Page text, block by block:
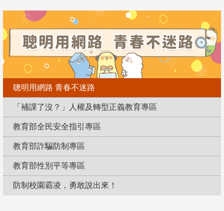
聰明用網路 青春不迷路
「補課了沒？」人權及轉型正義教育專區
教育部全民安全指引專區
教育部詐騙防制專區
教育部性別平等專區
防制校園霸凌，勇敢說出來！